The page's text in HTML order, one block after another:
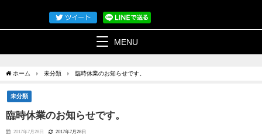
MENU
ホーム 未分類 臨時休業のお知らせです。
未分類
臨時休業のお知らせです。
2017年7月28日 2017年7月28日